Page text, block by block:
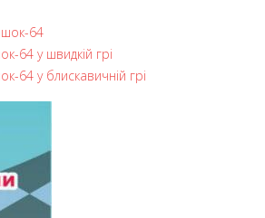
64
64 у швидкій грі
64 у блискавичній грі